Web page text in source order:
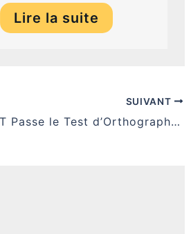
Lire la suite
SUIVANT
ChatGPT Passe le Test d’Orthographe du Projet Voltaire